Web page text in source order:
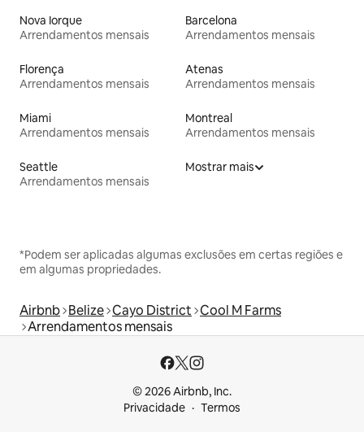
Nova Iorque
Arrendamentos mensais
Barcelona
Arrendamentos mensais
Florença
Arrendamentos mensais
Atenas
Arrendamentos mensais
Miami
Arrendamentos mensais
Montreal
Arrendamentos mensais
Seattle
Arrendamentos mensais
Mostrar mais
*Podem ser aplicadas algumas exclusões em certas regiões e
em algumas propriedades.
Airbnb Belize Cayo District Cool M Farms
Arrendamentos mensais
© 2026 Airbnb, Inc.
Privacidade
Termos